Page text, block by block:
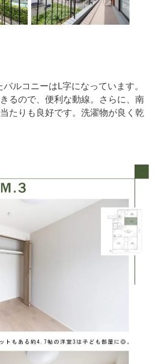
ルコニーはL字になっています。
るので、便利な動線。さらに、南
たりも良好です。洗濯物が良く乾